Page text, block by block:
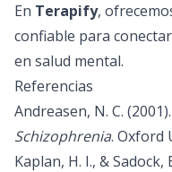
En Terapify,
confiable para
en salud mental.
Referencias
Andreasen, N. C. (2001).
Schizophrenia. Oxford
Kaplan, H. I., & Sadock,